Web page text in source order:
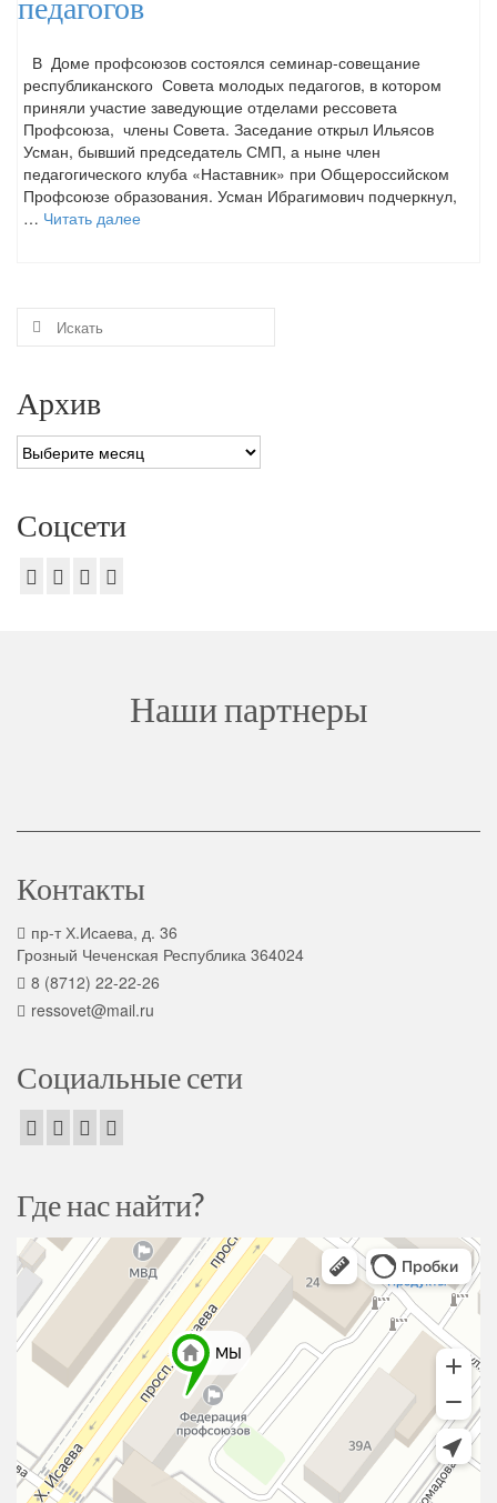
В Доме профсоюзов состоялся семинар-совещание
республиканского Совета молодых педагогов, в котором
приняли участие заведующие отделами рессовета
Профсоюза, члены Совета. Заседание открыл Ильясов
Усман, бывший председатель СМП, а ныне член
педагогического клуба «Наставник» при Общероссийском
Профсоюзе образования. Усман Ибрагимович подчеркнул,
… Читать далее
Искать:
Архив
Архив
Соцсети
Наши партнеры
Контакты
пр-т Х.Исаева, д. 36
Грозный Чеченская Республика 364024
8 (8712) 22-22-26
ressovet@mail.ru
Социальные сети
Где нас найти?